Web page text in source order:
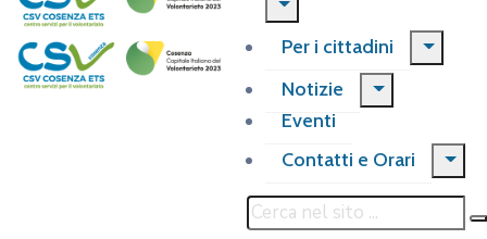
Per i cittadini
Notizie
Eventi
Contatti e Orari